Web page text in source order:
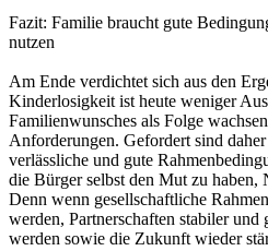
Fazit: Familie braucht gute
nutzen
Am Ende verdichtet sich aus den
Kinderlosigkeit ist heute weniger
Familienwunsches als Folge
Anforderungen. Gefordert sind
verlässliche und gute
die Bürger selbst den Mut zu haben,
Denn wenn gesellschaftliche
werden, Partnerschaften stabiler und
werden sowie die Zukunft wieder